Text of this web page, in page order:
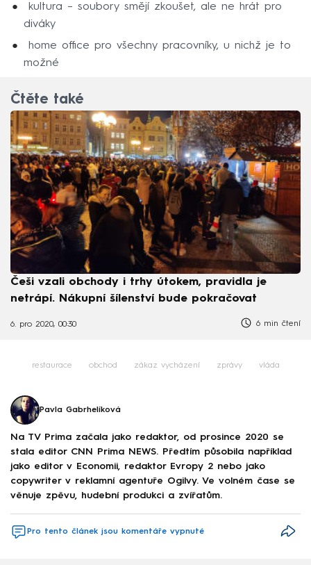
kultura – soubory smějí zkoušet, ale ne hrát pro
diváky
home office pro všechny pracovníky, u nichž je to
možné
Čtěte také
Češi vzali obchody i trhy útokem, pravidla je
netrápí. Nákupní šílenství bude pokračovat
6. pro 2020, 00:30 6 min čtení
restaurace obchod zákaz vycházení zprávy vláda
Pavla Gabrhelíková
Na TV Prima začala jako redaktor, od prosince 2020 se
stala editor CNN Prima NEWS. Předtím působila například
jako editor v Economii, redaktor Evropy 2 nebo jako
copywriter v reklamní agentuře Ogilvy. Ve volném čase se
věnuje zpěvu, hudební produkci a zvířatům.
Pro tento článek jsou komentáře vypnuté